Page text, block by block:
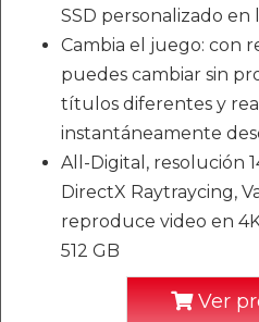
SSD personalizado en
Cambia el juego: con
puedes cambiar sin
títulos diferentes y
instantáneamente
All-Digital, resolución
DirectX Raytraycing,
reproduce video en
512 GB
Ver